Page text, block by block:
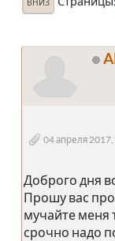
ВНИЗ
04 апреля
Доброго дня
Прошу вас
мучайте меня
срочно надо